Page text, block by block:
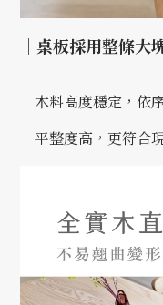
｜桌板採用整條大
木料高度穩定，依
平整度高，更符合